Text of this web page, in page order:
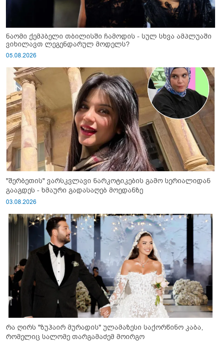
ნაომი ქემპბელი თბილისში ჩამოდის - სულ სხვა ამპლუაში
ვიხილავთ ლეგენდარულ მოდელს?
05.08.2026
"შერბეთის" ვარსკვლავი ნარკოტიკების გამო სერიალიდან
გააგდეს - ხმაური გადასაღებ მოედანზე
03.08.2026
რა ღირს "ზუჰაირ მურადის" ულამაზესი საქორწინო კაბა,
რომელიც სალომე თარგამაძემ მოირგო